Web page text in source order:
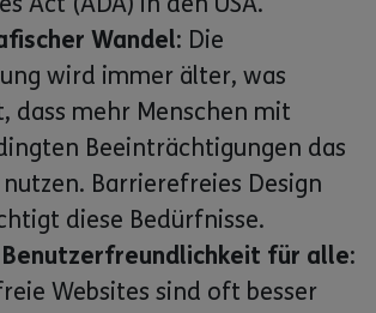
Wandel: Die
wird immer älter, was
dass mehr Menschen mit
Beeinträchtigungen das
Barrierefreies Design
diese Bedürfnisse.
Benutzerfreundlichkeit für alle:
Websites sind oft besser